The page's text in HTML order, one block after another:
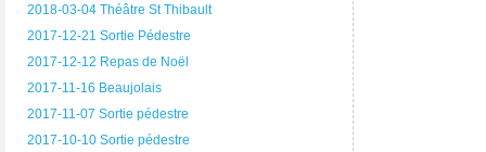
2018-03-04 Théâtre St Thibault
2017-12-21 Sortie Pédestre
2017-12-12 Repas de Noël
2017-11-16 Beaujolais
2017-11-07 Sortie pédestre
2017-10-10 Sortie pédestre